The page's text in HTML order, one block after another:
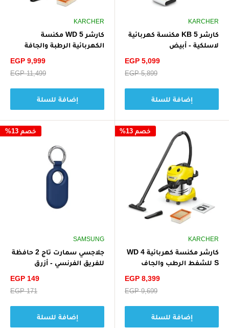
KARCHER
كارشر KB 5 مكنسة كهربائية
لاسلكية - أبيض
سعر
EGP 5,099
سعر
EGP 5,899
إضافة للسلة
KARCHER
كارشر WD 5 مكنسة
الكهربائية الرطبة والجافة
سعر
EGP 9,999
سعر
EGP 11,499
إضافة للسلة
خصم 13%
KARCHER
كارشر مكنسة كهربائية WD 4
S للشفط الرطب والجاف
سعر
EGP 8,399
سعر
EGP 9,699
إضافة للسلة
خصم 13%
SAMSUNG
جلاجسي سمارت تاج 2 حافظة
للفريق الفرنسي - أزرق
سعر
EGP 149
سعر
EGP 171
إضافة للسلة